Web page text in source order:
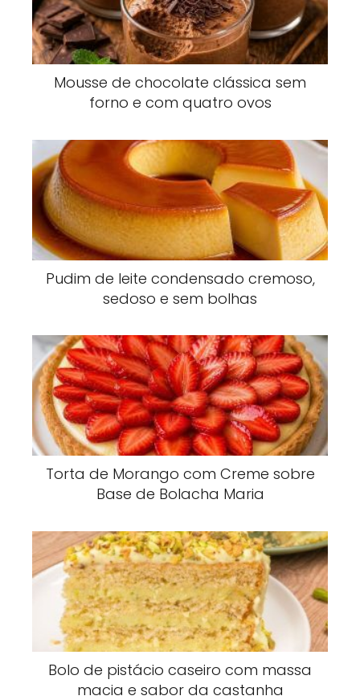
Mousse de chocolate clássica sem
forno e com quatro ovos
Pudim de leite condensado cremoso,
sedoso e sem bolhas
Torta de Morango com Creme sobre
Base de Bolacha Maria
Bolo de pistácio caseiro com massa
macia e sabor da castanha